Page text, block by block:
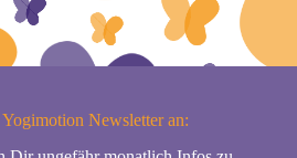
Newsletter an: